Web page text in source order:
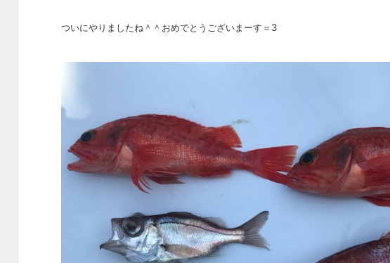
ついにやりましたね＾＾おめでとうございまーす＝3